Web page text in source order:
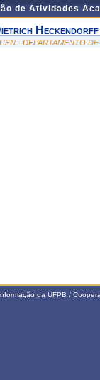
de Atividades
Heckendorff
- DEPARTAMENTO
da UFPB /